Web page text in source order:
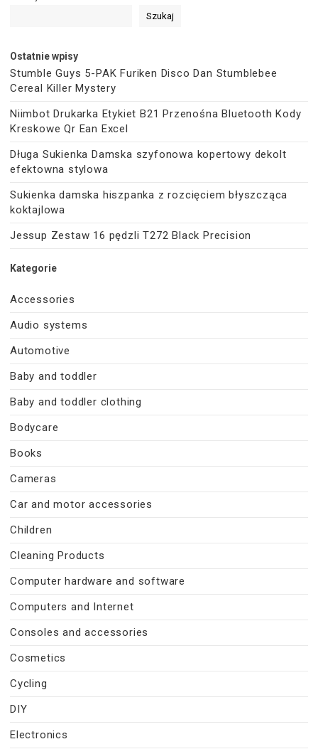
Szukaj
Ostatnie wpisy
Stumble Guys 5-PAK Furiken Disco Dan Stumblebee
Cereal Killer Mystery
Niimbot Drukarka Etykiet B21 Przenośna Bluetooth Kody
Kreskowe Qr Ean Excel
Długa Sukienka Damska szyfonowa kopertowy dekolt
efektowna stylowa
Sukienka damska hiszpanka z rozcięciem błyszcząca
koktajlowa
Jessup Zestaw 16 pędzli T272 Black Precision
Kategorie
Accessories
Audio systems
Automotive
Baby and toddler
Baby and toddler clothing
Bodycare
Books
Cameras
Car and motor accessories
Children
Cleaning Products
Computer hardware and software
Computers and Internet
Consoles and accessories
Cosmetics
Cycling
DIY
Electronics